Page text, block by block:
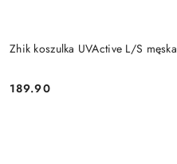
Zhik koszulka UVActive L/S męska
Cena:
189.90